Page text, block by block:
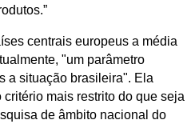
centrais europeus a média
"um parâmetro
a situação brasileira". Ela
mais restrito do que seja
de âmbito nacional do